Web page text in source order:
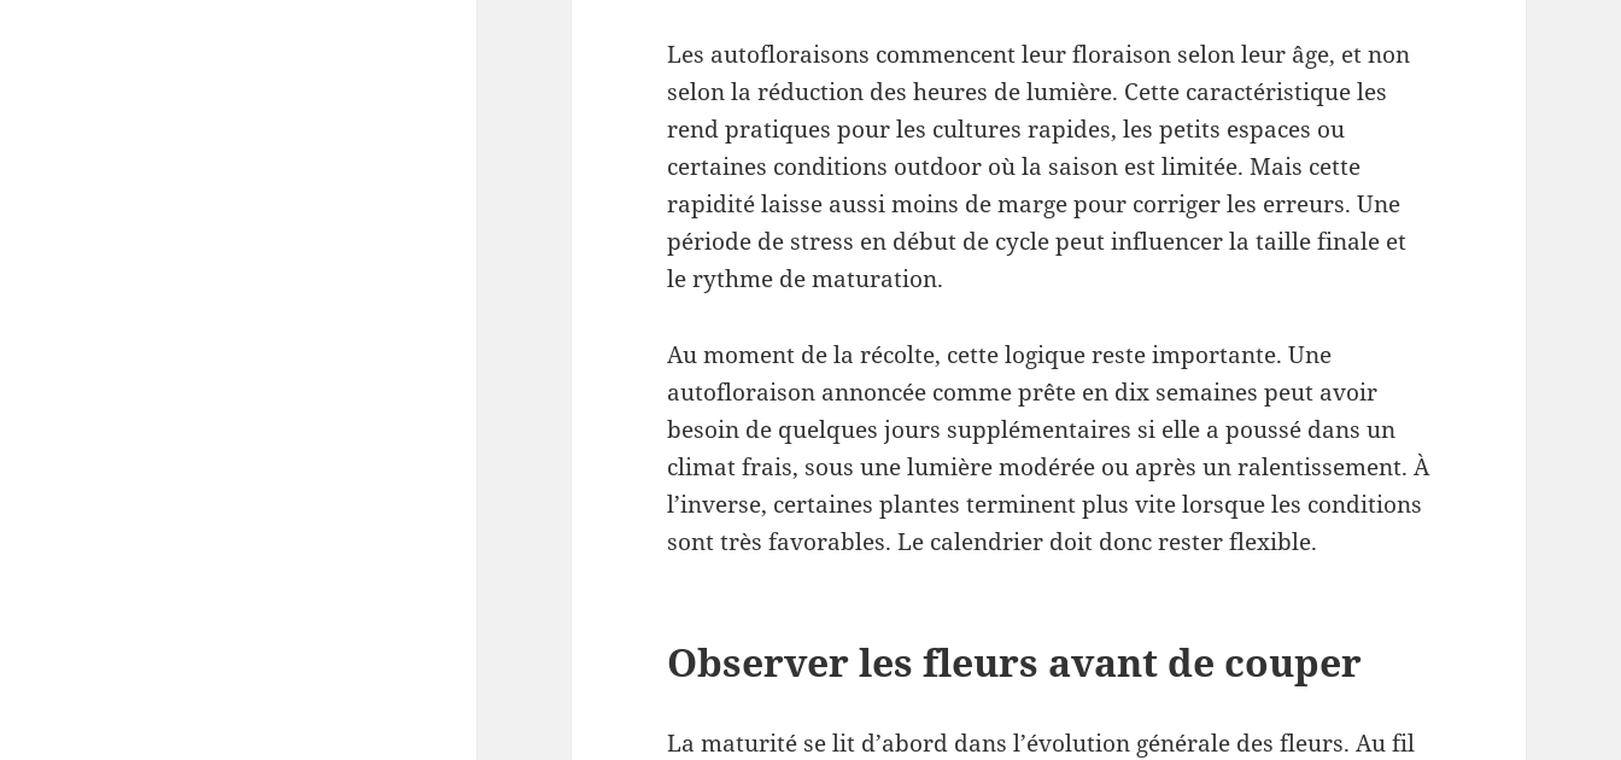
Les autofloraisons commencent leur floraison selon leur âge, et non
selon la réduction des heures de lumière. Cette caractéristique les
rend pratiques pour les cultures rapides, les petits espaces ou
certaines conditions outdoor où la saison est limitée. Mais cette
rapidité laisse aussi moins de marge pour corriger les erreurs. Une
période de stress en début de cycle peut influencer la taille finale et
le rythme de maturation.
Au moment de la récolte, cette logique reste importante. Une
autofloraison annoncée comme prête en dix semaines peut avoir
besoin de quelques jours supplémentaires si elle a poussé dans un
climat frais, sous une lumière modérée ou après un ralentissement. À
l’inverse, certaines plantes terminent plus vite lorsque les conditions
sont très favorables. Le calendrier doit donc rester flexible.
Observer les fleurs avant de couper
La maturité se lit d’abord dans l’évolution générale des fleurs. Au fil